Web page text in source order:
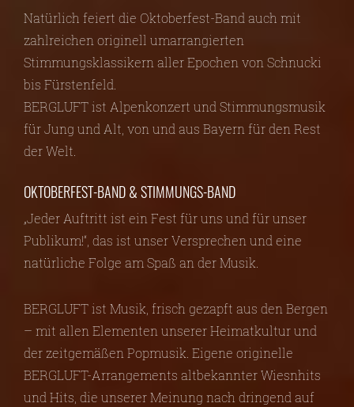
Natürlich feiert die Oktoberfest-Band auch mit
zahlreichen originell umarrangierten
Stimmungsklassikern aller Epochen von Schnucki
bis Fürstenfeld.
BERGLUFT ist Alpenkonzert und Stimmungsmusik
für Jung und Alt, von und aus Bayern für den Rest
der Welt.
OKTOBERFEST-BAND & STIMMUNGS-BAND
„Jeder Auftritt ist ein Fest für uns und für unser
Publikum!“, das ist unser Versprechen und eine
natürliche Folge am Spaß an der Musik.
BERGLUFT ist Musik, frisch gezapft aus den Bergen
– mit allen Elementen unserer Heimatkultur und
der zeitgemäßen Popmusik. Eigene originelle
BERGLUFT-Arrangements altbekannter Wiesnhits
und Hits, die unserer Meinung nach dringend auf